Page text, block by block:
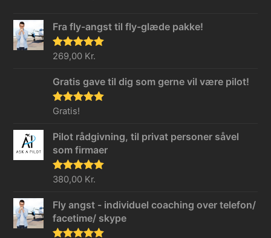
Fra fly-angst til fly-glæde pakke!
Vurderet
269,00 Kr.
Gratis gave til dig som gerne vil være pilot!
Vurderet
Gratis!
Pilot rådgivning, til privat personer såvel
som firmaer
Vurderet
380,00 Kr.
Fly angst - individuel coaching over telefon/
facetime/ skype